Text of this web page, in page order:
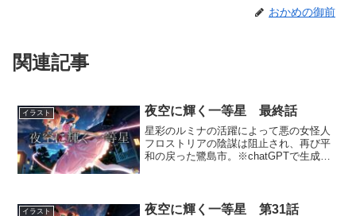
おかめの御前
関連記事
イラスト 夜空に輝く一等星 最終話
星彩のルミナの活躍によって悪の女怪人
フロストリアの陰謀は阻止され、再び平
和の戻った鷺島市。※chatGPTで生成し
小屋。 ここは埼玉...
イラスト 夜空に輝く一等星 第31話